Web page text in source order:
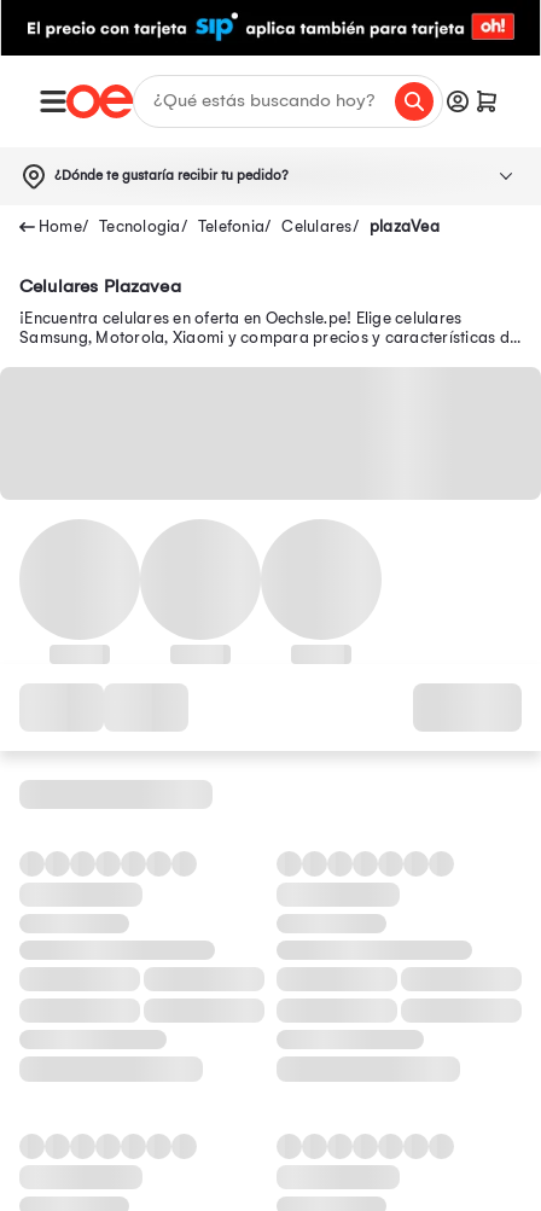
¿Dónde te gustaría recibir tu pedido?
Tecnologia Telefonia Celulares plazaVea
Celulares Plazavea
¡Encuentra celulares en oferta en Oechsle.pe! Elige celulares
Samsung, Motorola, Xiaomi y compara precios y características de